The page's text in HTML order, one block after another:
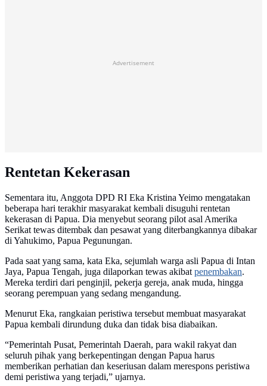
Advertisement
Rentetan Kekerasan
Sementara itu, Anggota DPD RI Eka Kristina Yeimo mengatakan
beberapa hari terakhir masyarakat kembali disuguhi rentetan
kekerasan di Papua. Dia menyebut seorang pilot asal Amerika
Serikat tewas ditembak dan pesawat yang diterbangkannya dibakar
di Yahukimo, Papua Pegunungan.
Pada saat yang sama, kata Eka, sejumlah warga asli Papua di Intan
Jaya, Papua Tengah, juga dilaporkan tewas akibat penembakan.
Mereka terdiri dari penginjil, pekerja gereja, anak muda, hingga
seorang perempuan yang sedang mengandung.
Menurut Eka, rangkaian peristiwa tersebut membuat masyarakat
Papua kembali dirundung duka dan tidak bisa diabaikan.
“Pemerintah Pusat, Pemerintah Daerah, para wakil rakyat dan
seluruh pihak yang berkepentingan dengan Papua harus
memberikan perhatian dan keseriusan dalam merespons peristiwa
demi peristiwa yang terjadi,” ujarnya.